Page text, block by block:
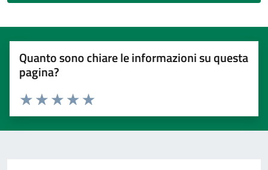
Quanto sono chiare le informazioni su questa
pagina?
Valuta 5 stelle su 5
Valuta 4 stelle su 5
Valuta 3 stelle su 5
Valuta 2 stelle su 5
Valuta 1 stelle su 5